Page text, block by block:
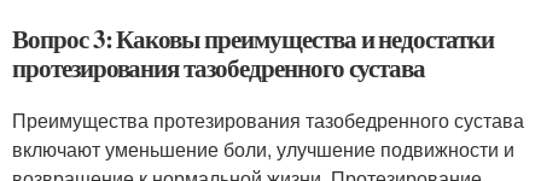
Вопрос 3: Каковы преимущества и недостатки
протезирования тазобедренного сустава
Преимущества протезирования тазобедренного сустава
включают уменьшение боли, улучшение подвижности и